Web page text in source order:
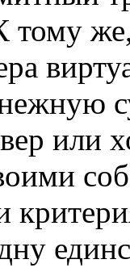
тому
или